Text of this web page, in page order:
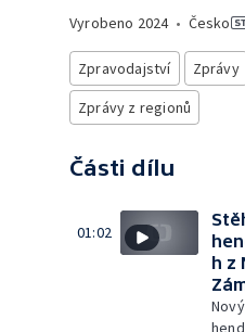
Vyrobeno 2024• Česko
Zpravodajství
Zprávy
Zprávy z regionů
Části dílu
01:02
h z